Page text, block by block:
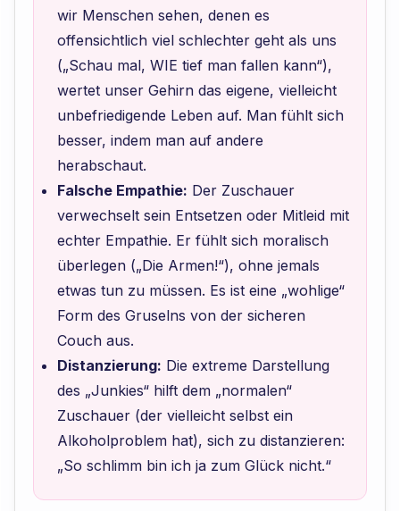
wir Menschen sehen, denen es
offensichtlich viel schlechter geht als uns
(„Schau mal, WIE tief man fallen kann“),
wertet unser Gehirn das eigene, vielleicht
unbefriedigende Leben auf. Man fühlt sich
besser, indem man auf andere
herabschaut.
Falsche Empathie: Der Zuschauer
verwechselt sein Entsetzen oder Mitleid mit
echter Empathie. Er fühlt sich moralisch
überlegen („Die Armen!“), ohne jemals
etwas tun zu müssen. Es ist eine „wohlige“
Form des Gruselns von der sicheren
Couch aus.
Distanzierung: Die extreme Darstellung
des „Junkies“ hilft dem „normalen“
Zuschauer (der vielleicht selbst ein
Alkoholproblem hat), sich zu distanzieren:
„So schlimm bin ich ja zum Glück nicht.“